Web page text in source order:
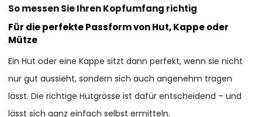
So messen Sie Ihren Kopfumfang richtig
Für die perfekte Passform von Hut, Kappe oder
Mütze
Ein Hut oder eine Kappe sitzt dann perfekt, wenn sie nicht
nur gut aussieht, sondern sich auch angenehm tragen
lässt. Die richtige Hutgrösse ist dafür entscheidend – und
lässt sich ganz einfach selbst ermitteln.